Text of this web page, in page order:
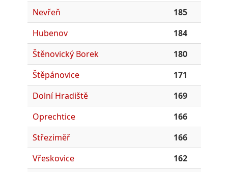
Nevřeň
185
Hubenov
184
Štěnovický Borek
180
Štěpánovice
171
Dolní Hradiště
169
Oprechtice
166
Střeziměř
166
Vřeskovice
162